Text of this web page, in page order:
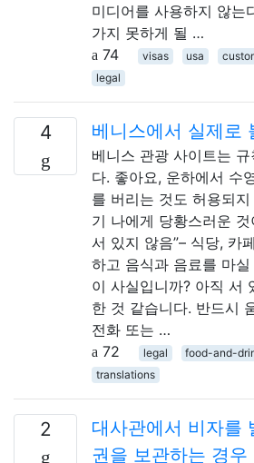
미디어를 사용하지 않는
가지 못하게 될 …
74
visas usa
legal
4 베니스에서 실제로
베니스 관광 사이트는
다. 좋아요, 운하에서 수
를 버리는 것도 허용되
기 나에게 당황스러운
서 있지 않음”– 식당, 카
하고 음식과 음료를 마
이 사실입니까? 아직 서
한 것 같습니다. 반드시
전화 또는 …
72
legal food-and-
translations
2
대사관에서 비자를
권을 보관하는 경우